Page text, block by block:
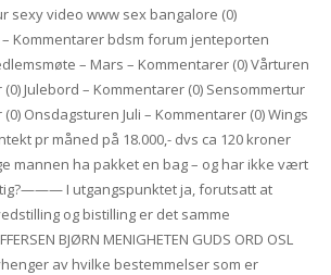
sexy video www sex bangalore (0)
Kommentarer bdsm forum jenteporten
– Mars – Kommentarer (0) Vårturen
Julebord – Kommentarer (0) Sensommertur
Onsdagsturen Juli – Kommentarer (0) Wings
pr måned på 18.000,- dvs ca 120 kroner
mannen ha pakket en bag – og har ikke vært
I utgangspunktet ja, forutsatt at
og bistilling er det samme
BJØRN MENIGHETEN GUDS ORD OSL
av hvilke bestemmelser som er